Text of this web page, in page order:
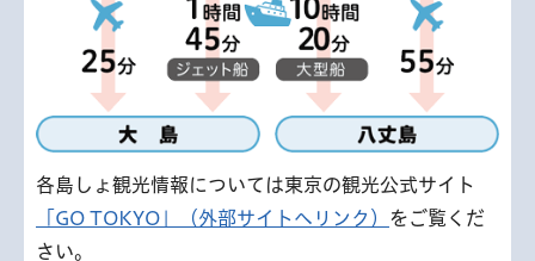
各島しょ観光情報については東京の観光公式サイト
「GO TOKYO」（外部サイトへリンク） をご覧くだ
さい。